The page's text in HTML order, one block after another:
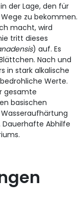
der Lage, den für
zu bekommen.
macht, wird
tritt dieses
) auf. Es
Nach und
in stark alkalische
Werte.
gesamte
basischen
Dauerhafte Abhilfe